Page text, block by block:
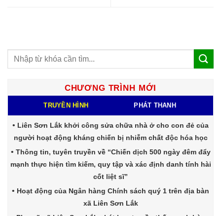
CHƯƠNG TRÌNH MỚI
TRUYỀN HÌNH PHÁT THANH
Liên Sơn Lắk khởi công sửa chữa nhà ở cho con đẻ của
người hoạt động kháng chiến bị nhiễm chất độc hóa học
Thông tin, tuyên truyền về “Chiến dịch 500 ngày đêm đẩy
mạnh thực hiện tìm kiếm, quy tập và xác định danh tính hài
cốt liệt sĩ”
Hoạt động của Ngân hàng Chính sách quý 1 trên địa bàn
xã Liên Sơn Lắk